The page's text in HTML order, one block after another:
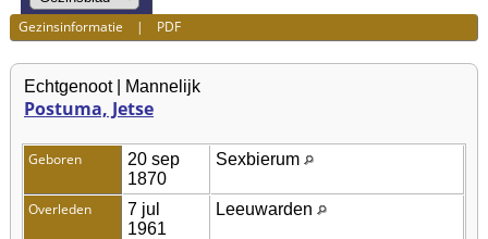
Gezinsinformatie | PDF
Echtgenoot | Mannelijk
Postuma, Jetse
Geboren
20 sep
1870
Sexbierum
Overleden
7 jul
1961
Leeuwarden